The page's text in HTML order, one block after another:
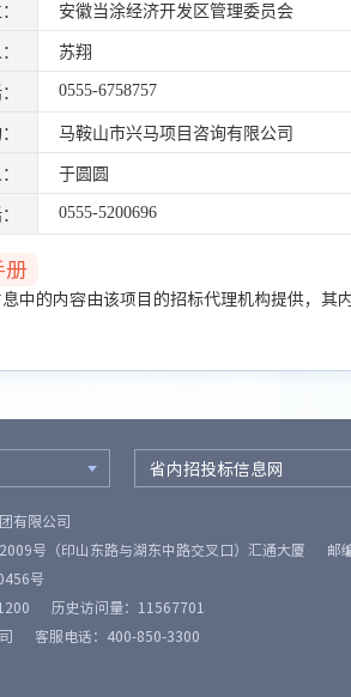
安徽当涂经济开发区管理委员会
苏翔
0555-6758757
马鞍山市兴马项目咨询有限公司
于圆圆
0555-5200696
册
中的内容由该项目的招标代理机构提供，其
省内招投标信息网
有限公司
号（印山东路与湖东中路交叉口）汇通大厦
邮
号
历史访问量： 11567701
客服电话：400-850-3300